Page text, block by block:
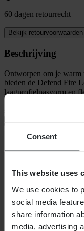
Consent
This website uses
We use cookies to
social media
share information
media, advertising
60 dagen retourrecht
Bekijk retourvoorwaarden
Beschrijving
Ontworpen om je warm
bieden de Defend Fire
laagprofielpasvorm en
behandeling weert
Specificaties
KleurTaupe
Verpakkingslengte
IsolatieJa
Hoogte